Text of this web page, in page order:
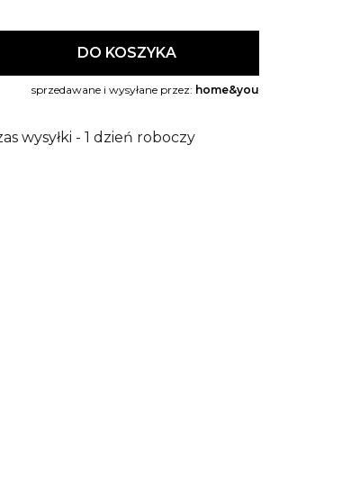
DO KOSZYKA
sprzedawane i wysyłane przez: home&you
wysyłki - 1 dzień roboczy